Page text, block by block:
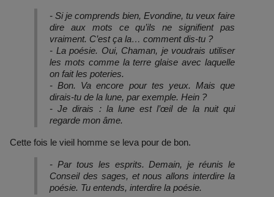
- Si je comprends bien, Evondine, tu veux faire
dire aux mots ce qu’ils ne signifient pas
vraiment. C’est ça la… comment dis-tu ?
- La poésie. Oui, Chaman, je voudrais utiliser
les mots comme la terre glaise avec laquelle
on fait les poteries.
- Bon. Va encore pour tes yeux. Mais que
dirais-tu de la lune, par exemple. Hein ?
- Je dirais : la lune est l’œil de la nuit qui
regarde mon âme.
Cette fois le vieil homme se leva pour de bon.
- Par tous les esprits. Demain, je réunis le
Conseil des sages, et nous allons interdire la
poésie. Tu entends, interdire la poésie.